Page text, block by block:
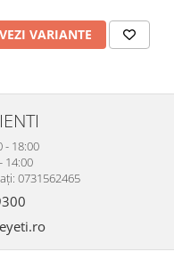
VEZI VARIANTE
- 18:00
14:00
0731562465